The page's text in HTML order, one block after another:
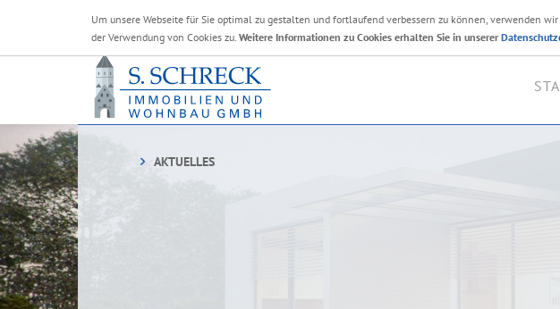
AKTUELLES
Um unsere Webseite für Sie optimal zu gestalten und fortlaufend verbessern zu können, verwenden
der Verwendung von Cookies zu. Weitere Informationen zu Cookies erhalten Sie in unserer